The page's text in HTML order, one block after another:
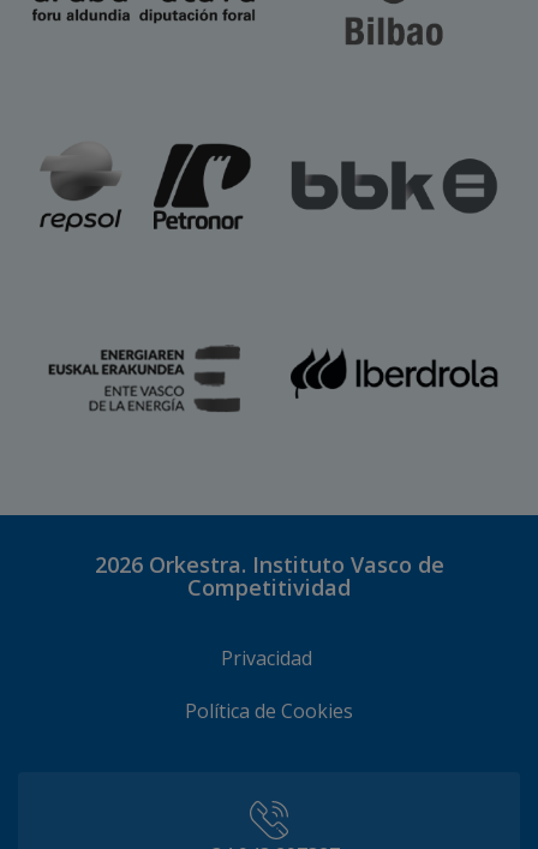
2026 Orkestra. Instituto Vasco de
Competitividad
Privacidad
Política de Cookies